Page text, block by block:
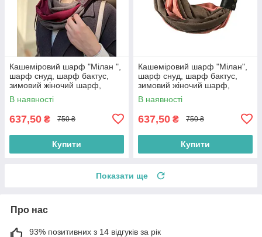
Кашеміровий шарф "Мілан ",
шарф снуд, шарф бактус,
зимовий жіночий шарф,
великий жіночий шарф
В наявності
637,50 ₴ 750 ₴
Купити
Кашеміровий шарф "Мілан",
шарф снуд, шарф бактус,
зимовий жіночий шарф,
великий жіночий шарф
В наявності
637,50 ₴ 750 ₴
Купити
Показати ще
Про нас
93% позитивних з 14 відгуків за рік